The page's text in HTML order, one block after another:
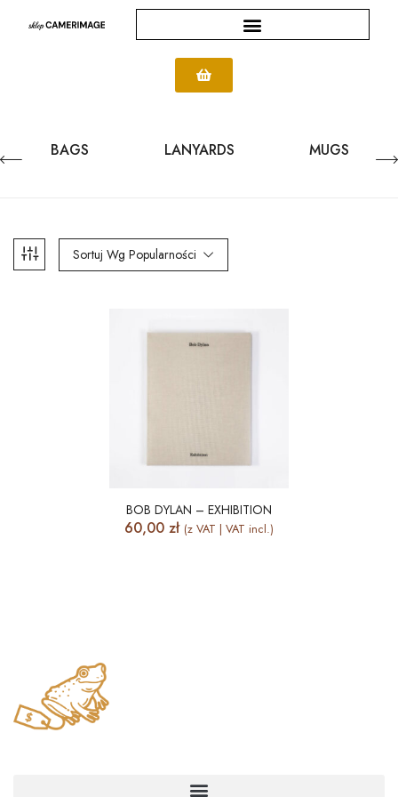
BAGS LANYARDS MUGS
Sortuj Wg Popularności
BOB DYLAN – EXHIBITION
60,00 zł (z VAT | VAT incl.)